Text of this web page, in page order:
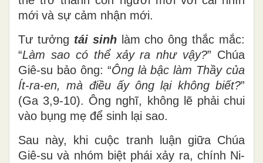
mới và sự cảm nhận mới.
Tư tưởng tái sinhlàm cho ông thắc mắc:
“Làm sao có thể xảy ra như vậy?” Chúa
Giê-su bảo ông: “Ông là bậc làm Thầy của
Ít-ra-en, mà điều ấy ông lại không biết?”
(Ga 3,9-10). Ông nghĩ, không lẽ phải chui
vào bụng mẹ để sinh lại sao.
Sau này, khi cuộc tranh luận giữa Chúa
Giê-su và nhóm biệt phái xảy ra, chính Ni-